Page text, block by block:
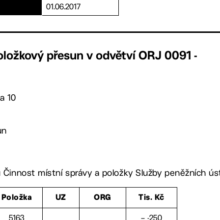
01.06.2017
přesun v odvětví ORJ 0091 -
10
Činnost místní správy a položky Služby peněžních
Položka UZ ORG Tis. Kč
5163 – -250